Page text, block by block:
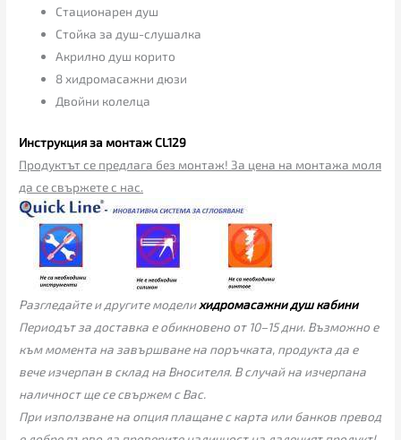
Стационарен душ
Стойка за душ-слушалка
Акрилно душ корито
8 хидромасажни дюзи
Двойни колелца
Инструкцияза монтаж CL129
Продуктът се предлага без монтаж! За цена на монтажа моля
да се свържете с нас.
Разгледайте и другите моделихидромасажни душ кабини
Периодът за доставка е обикновено от 10–15 дни. Възможно е
към момента на завършване на поръчката, продукта да е
вече изчерпан в склад на Вносителя. В случай на изчерпана
наличност ще се свържем с Вас.
При използване на опция плащане с карта или банков превод